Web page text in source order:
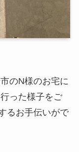
のN様のお宅に
った様子をご
るお手伝いがで